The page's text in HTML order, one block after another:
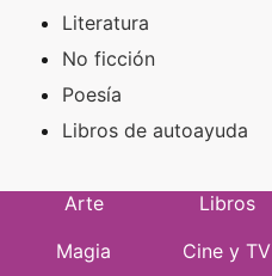
Literatura
No ficción
Poesía
Libros de autoayuda
Arte Libros
Magia
Cine y TV